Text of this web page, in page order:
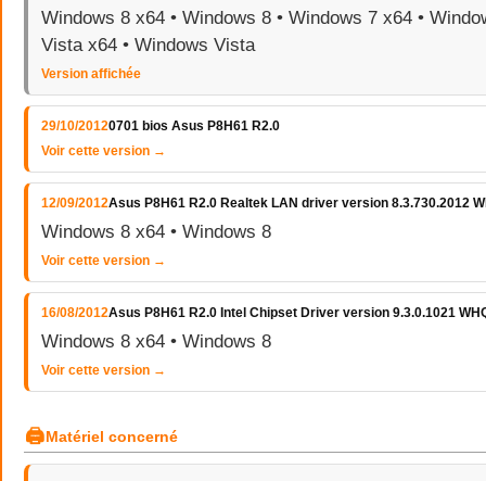
Windows 8 x64 • Windows 8 • Windows 7 x64 •
Vista x64 • Windows Vista
Version affichée
29/10/20120701 bios Asus P8H61 R2.0
Voir cette version →
12/09/2012Asus P8H61 R2.0 Realtek LAN driver version 8.3.730.2012
Windows 8 x64 • Windows 8
Voir cette version →
16/08/2012Asus P8H61 R2.0 Intel Chipset Driver version 9.3.0.1021
Windows 8 x64 • Windows 8
Voir cette version →
🖨Matériel concerné